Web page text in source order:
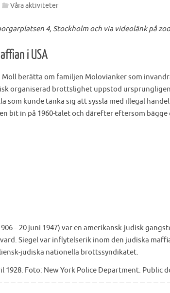
Våra aktiviteter
4, Stockholm och via videolänk på
i USA
berätta om familjen Molovianker som
organiserad brottslighet uppstod
som kunde tänka sig att syssla med illegal
bit in på 1960-talet och därefter eftersom
– 20 juni 1947) var en amerikansk-judisk
Siegel var inflytelserik inom den judiska
judiska nationella brottssyndikatet.
1928. Foto: New York Police Department. Public